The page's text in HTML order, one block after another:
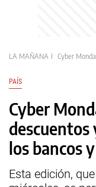
LA MAÑANA Cyber
PAÍS
Cyber
descuentos
los bancos
Esta edición,